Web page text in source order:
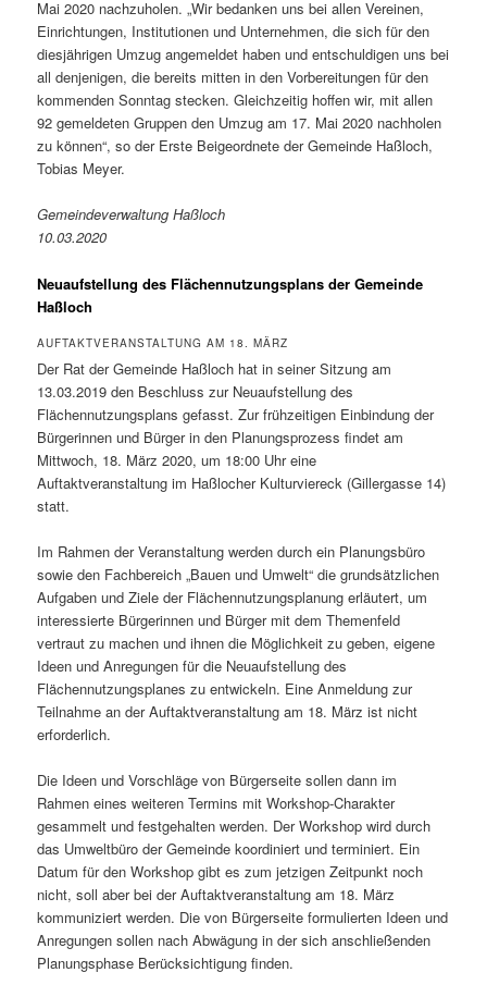
Mai 2020 nachzuholen. „Wir bedanken uns bei allen Vereinen,
Einrichtungen, Institutionen und Unternehmen, die sich für den
diesjährigen Umzug angemeldet haben und entschuldigen uns bei
all denjenigen, die bereits mitten in den Vorbereitungen für den
kommenden Sonntag stecken. Gleichzeitig hoffen wir, mit allen
92 gemeldeten Gruppen den Umzug am 17. Mai 2020 nachholen
zu können“, so der Erste Beigeordnete der Gemeinde Haßloch,
Tobias Meyer.
Gemeindeverwaltung Haßloch
10.03.2020
Neuaufstellung des Flächennutzungsplans der Gemeinde
Haßloch
AUFTAKTVERANSTALTUNG AM 18. MÄRZ
Der Rat der Gemeinde Haßloch hat in seiner Sitzung am
13.03.2019 den Beschluss zur Neuaufstellung des
Flächennutzungsplans gefasst. Zur frühzeitigen Einbindung der
Bürgerinnen und Bürger in den Planungsprozess findet am
Mittwoch, 18. März 2020, um 18:00 Uhr eine
Auftaktveranstaltung im Haßlocher Kulturviereck (Gillergasse 14)
statt.
Im Rahmen der Veranstaltung werden durch ein Planungsbüro
sowie den Fachbereich „Bauen und Umwelt“ die grundsätzlichen
Aufgaben und Ziele der Flächennutzungsplanung erläutert, um
interessierte Bürgerinnen und Bürger mit dem Themenfeld
vertraut zu machen und ihnen die Möglichkeit zu geben, eigene
Ideen und Anregungen für die Neuaufstellung des
Flächennutzungsplanes zu entwickeln. Eine Anmeldung zur
Teilnahme an der Auftaktveranstaltung am 18. März ist nicht
erforderlich.
Die Ideen und Vorschläge von Bürgerseite sollen dann im
Rahmen eines weiteren Termins mit Workshop-Charakter
gesammelt und festgehalten werden. Der Workshop wird durch
das Umweltbüro der Gemeinde koordiniert und terminiert. Ein
Datum für den Workshop gibt es zum jetzigen Zeitpunkt noch
nicht, soll aber bei der Auftaktveranstaltung am 18. März
kommuniziert werden. Die von Bürgerseite formulierten Ideen und
Anregungen sollen nach Abwägung in der sich anschließenden
Planungsphase Berücksichtigung finden.